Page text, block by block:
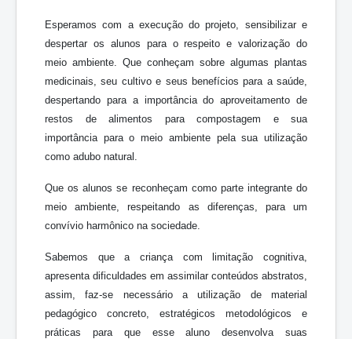
Esperamos com a execução do projeto, sensibilizar e
despertar os alunos para o respeito e valorização do
meio ambiente. Que conheçam sobre algumas plantas
medicinais, seu cultivo e seus benefícios para a saúde,
despertando para a importância do aproveitamento de
restos de alimentos para compostagem e sua
importância para o meio ambiente pela sua utilização
como adubo natural.
Que os alunos se reconheçam como parte integrante do
meio ambiente, respeitando as diferenças, para um
convívio harmônico na sociedade.
Sabemos que a criança com limitação cognitiva,
apresenta dificuldades em assimilar conteúdos abstratos,
assim, faz-se necessário a utilização de material
pedagógico concreto, estratégicos metodológicos e
práticas para que esse aluno desenvolva suas